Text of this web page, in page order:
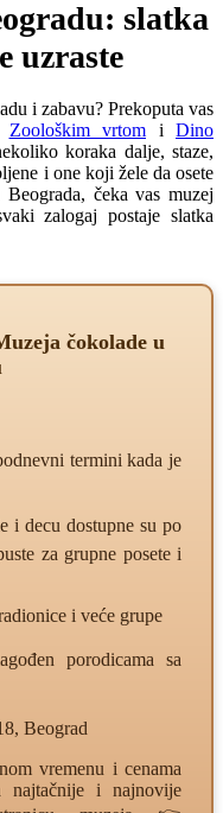
slatka
uzraste
i zabavu? Prekoputa vas
Zoološkim vrtom i Dino
koraka dalje, staze,
i one koji žele da osete
čeka vas muzej
zalogaj postaje slatka
čokolade u
termini kada je
i decu dostupne su po
za grupne posete i
i veće grupe
porodicama sa
Beograd
vremenu i cenama
najtačnije i najnovije